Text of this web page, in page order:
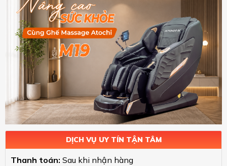
DỊCH VỤ UY TÍN TẬN TÂM
Thanh toán: Sau khi nhận hàng